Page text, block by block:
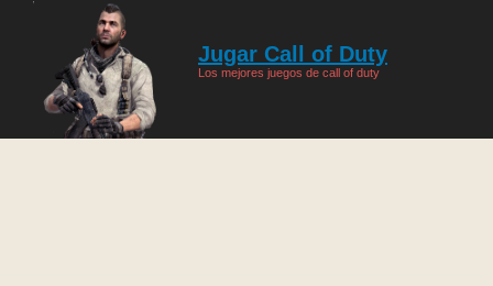
Jugar Call of Duty
Los mejores juegos de call of duty